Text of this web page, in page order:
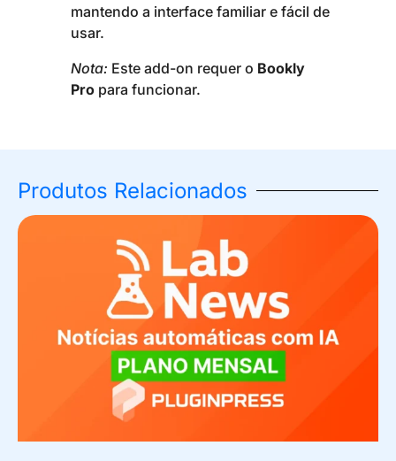
mantendo a interface familiar e fácil de
usar.
Nota: Este add-on requer o Bookly
Pro para funcionar.
Produtos Relacionados